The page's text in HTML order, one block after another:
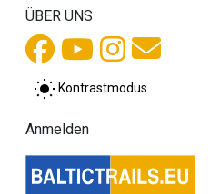
ÜBER UNS
Kontrastmodus
Anmelden